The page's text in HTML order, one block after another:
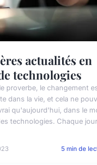
actualités en
technologies
proverbe, le changement
dans la vie, et cela ne
qu'aujourd'hui, dans le
technologies. Chaque
5 min de